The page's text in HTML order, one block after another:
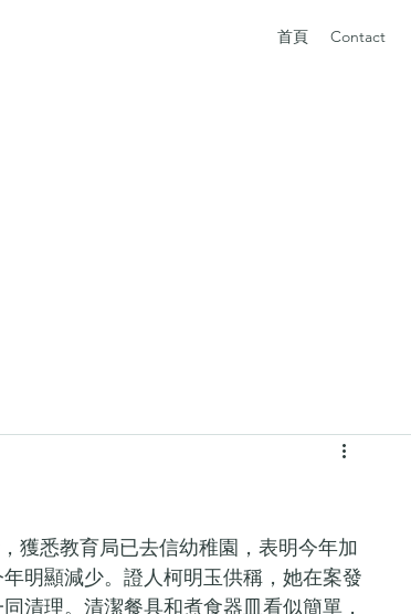
首頁 Contact
獲悉教育局已去信幼稚園，表明今年加
明顯減少。證人柯明玉供稱，她在案發
清理。清潔餐具和煮食器皿看似簡單，